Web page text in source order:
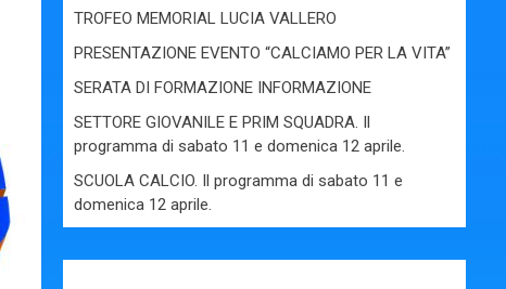
TROFEO MEMORIAL LUCIA VALLERO
PRESENTAZIONE EVENTO “CALCIAMO PER LA VITA”
SERATA DI FORMAZIONE INFORMAZIONE
SETTORE GIOVANILE E PRIM SQUADRA. Il
programma di sabato 11 e domenica 12 aprile.
SCUOLA CALCIO. Il programma di sabato 11 e
domenica 12 aprile.